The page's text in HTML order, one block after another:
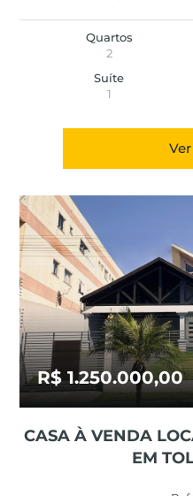
Quartos
2
Suíte
1
R$ 1.250.000,00
CASA À VENDA
EM